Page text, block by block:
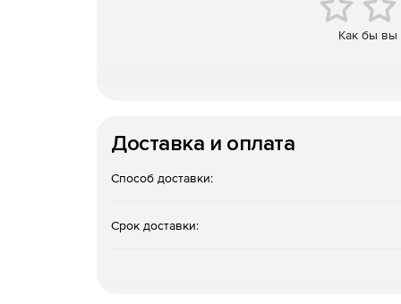
Поддержка 32- и 64-разрядных версий
Как бы вы
Доставка и оплата
Способ доставки:
Срок доставки: